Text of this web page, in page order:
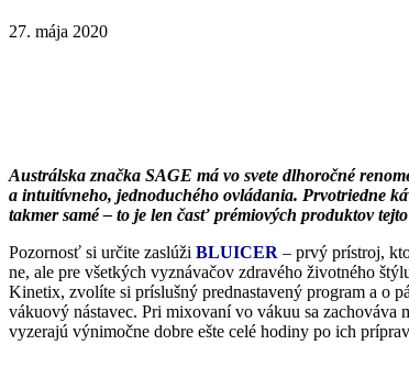
27. mája 2020
Austrálska značka SAGE má vo svete dlhoročné
a intuitívneho, jednoduchého ovládania. Prvotriedne
takmer samé – to je len časť prémiových produktov
Pozornosť si určite zaslúži BLUICER – prvý prístroj,
ne, ale pre všetkých vyznávačov zdravého životného
Kinetix, zvolíte si príslušný prednastavený program a o
vákuový nástavec. Pri mixovaní vo vákuu sa
vyzerajú výnimočne dobre ešte celé hodiny po ich